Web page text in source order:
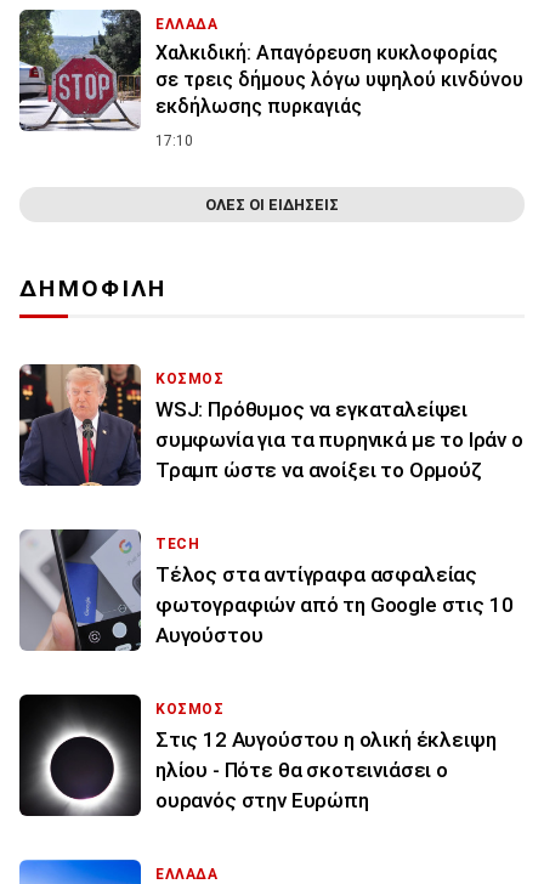
ΕΛΛΑΔΑ
Χαλκιδική: Απαγόρευση κυκλοφορίας
σε τρεις δήμους λόγω υψηλού κινδύνου
εκδήλωσης πυρκαγιάς
17:10
ΟΛΕΣ ΟΙ ΕΙΔΗΣΕΙΣ
ΔΗΜΟΦΙΛΗ
ΚΟΣΜΟΣ
WSJ: Πρόθυμος να εγκαταλείψει
συμφωνία για τα πυρηνικά με το Ιράν ο
Τραμπ ώστε να ανοίξει το Ορμούζ
TECH
Τέλος στα αντίγραφα ασφαλείας
φωτογραφιών από τη Google στις 10
Αυγούστου
ΚΟΣΜΟΣ
Στις 12 Αυγούστου η ολική έκλειψη
ηλίου - Πότε θα σκοτεινιάσει ο
ουρανός στην Ευρώπη
ΕΛΛΑΔΑ